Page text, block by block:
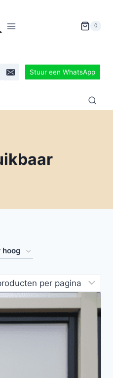
0
Stuur een WhatsApp